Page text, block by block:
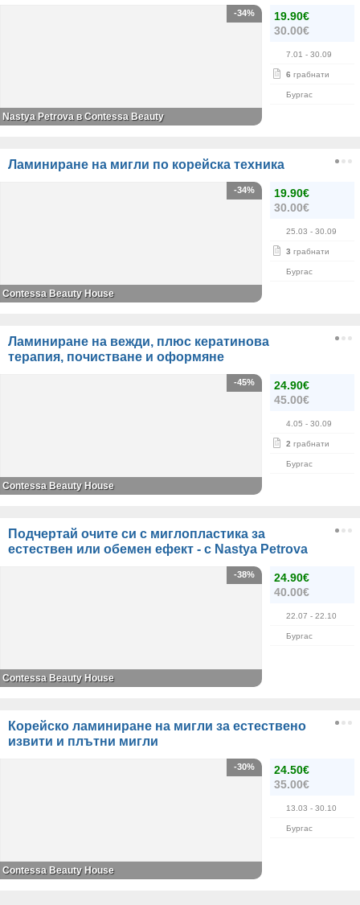
19.90€
30.00€
7.01 - 30.09
6 грабнати
Бургас
-34%
Nastya Petrova в Contessa Beauty
Ламиниране на мигли по корейска техника
19.90€
30.00€
25.03 - 30.09
3 грабнати
Бургас
-34%
Contessa Beauty House
Ламиниране на вежди, плюс кератинова
терапия, почистване и оформяне
24.90€
45.00€
4.05 - 30.09
2 грабнати
Бургас
-45%
Contessa Beauty House
Подчертай очите си с миглопластика за
естествен или обемен ефект - с Nastya Petrova
24.90€
40.00€
22.07 - 22.10
Бургас
-38%
Contessa Beauty House
Корейско ламиниране на мигли за естествено
извити и плътни мигли
24.50€
35.00€
13.03 - 30.10
Бургас
-30%
Contessa Beauty House